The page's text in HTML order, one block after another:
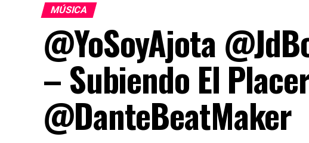
MÚSICA
@YoSoyAjota
– Subiendo El
@DanteBeatMaker